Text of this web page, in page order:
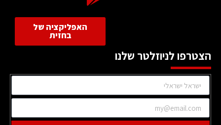
האפליקציה של
בחזית
הצטרפו לניוזלטר שלנו